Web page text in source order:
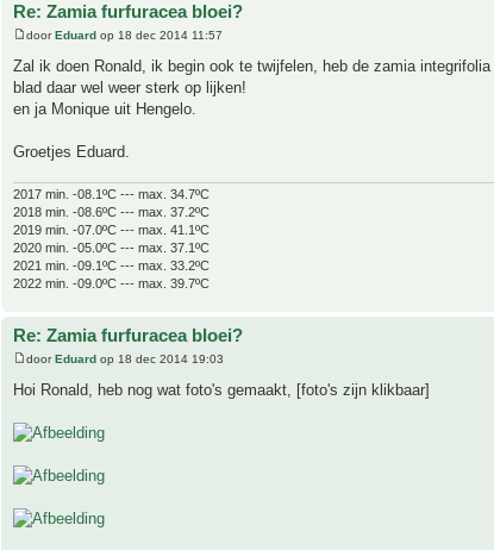
Re: Zamia furfuracea bloei?
doorEduard op 18 dec 2014 11:57
Zal ik doen Ronald, ik begin ook te twijfelen, heb de zamia
blad daar wel weer sterk op lijken!
en ja Monique uit Hengelo.
Groetjes Eduard.
2017 min. -08.1ºC --- max. 34.7ºC
2018 min. -08.6ºC --- max. 37.2ºC
2019 min. -07.0ºC --- max. 41.1ºC
2020 min. -05.0ºC --- max. 37.1ºC
2021 min. -09.1ºC --- max. 33.2ºC
2022 min. -09.0ºC --- max. 39.7ºC
Re: Zamia furfuracea bloei?
doorEduard op 18 dec 2014 19:03
Hoi Ronald, heb nog wat foto's gemaakt, [foto's zijn klikbaar]